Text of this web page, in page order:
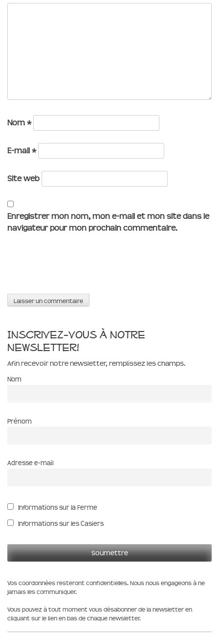
Nom *
E-mail *
Site web
Enregistrer mon nom, mon e-mail et mon site dans le
navigateur pour mon prochain commentaire.
Inscrivez-vous à notre
newsletter!
Afin recevoir notre newsletter, remplissez les champs.
Nom
Prénom
Adresse e-mail
Informations sur la Ferme
Informations sur les Casiers
Vos coordonnées resteront confidentielles. Nous nous engageons à ne
jamais les communiquer.
Vous pouvez à tout moment vous désabonner de la newsletter en
cliquant sur le lien en bas de chaque newsletter.